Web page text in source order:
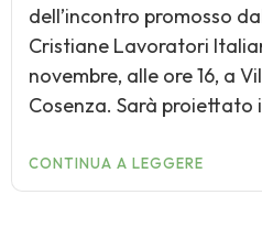
dell’incontro promosso
Cristiane Lavoratori
novembre, alle ore 16, a
Cosenza. Sarà proiettato
CONTINUA A LEGGERE